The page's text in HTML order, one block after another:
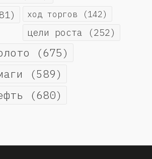
ход торгов (142)
цели роста (252)
(675)
(589)
(680)